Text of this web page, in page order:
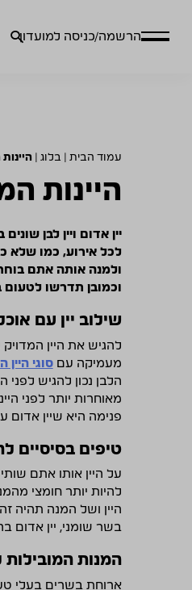
הרשמה/כניסה למועדון
עבור:
עמוד הבית בלוג |
היינות
יין אדום ויין לבן
לכל אירוע, כמו שלא
ולמנה אותה אתם
וכמובן תדרשו
שילוב יין עם
להגיש את היין
מעמיקה עםסוגי היין
הלבן נכון להגיש לפני
מאוחרות יותר לפני
פנימה היא שיין אדום
טיפים
על היין אותו אתם
להיות יותר חומצי
היין ושל המנה תהיה
בשר שומני, יין אדום
המנות המובילות
ארוחת בשרים בעלי